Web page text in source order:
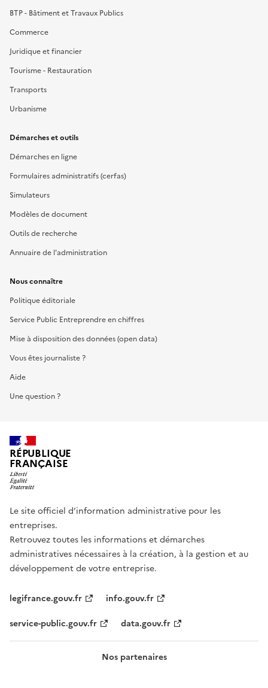
BTP - Bâtiment et Travaux Publics
Commerce
Juridique et financier
Tourisme - Restauration
Transports
Urbanisme
Démarches et outils
Démarches en ligne
Formulaires administratifs (cerfas)
Simulateurs
Modèles de document
Outils de recherche
Annuaire de l'administration
Nous connaître
Politique éditoriale
Service Public Entreprendre en chiffres
Mise à disposition des données (open data)
Vous êtes journaliste ?
Aide
Une question ?
RÉPUBLIQUE
FRANÇAISE
Le site officiel d’information administrative pour les
entreprises.
Retrouvez toutes les informations et démarches
administratives nécessaires à la création, à la gestion et au
développement de votre entreprise.
legifrance.gouv.fr
info.gouv.fr
service-public.gouv.fr
data.gouv.fr
Nos partenaires